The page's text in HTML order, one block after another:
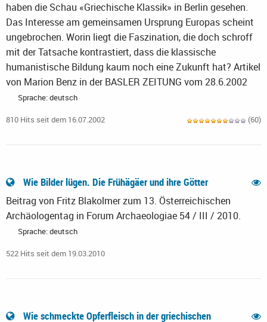
haben die Schau «Griechische Klassik» in Berlin gesehen.
Das Interesse am gemeinsamen Ursprung Europas scheint
ungebrochen. Worin liegt die Faszination, die doch schroff
mit der Tatsache kontrastiert, dass die klassische
humanistische Bildung kaum noch eine Zukunft hat? Artikel
von Marion Benz in der BASLER ZEITUNG vom 28.6.2002
Sprache: deutsch
810 Hits seit dem 16.07.2002 (60)
Wie Bilder lügen. Die Frühägäer und ihre Götter
Beitrag von Fritz Blakolmer zum 13. Österreichischen
Archäologentag in Forum Archaeologiae 54 / III / 2010.
Sprache: deutsch
522 Hits seit dem 19.03.2010
Wie schmeckte Opferfleisch in der griechischen